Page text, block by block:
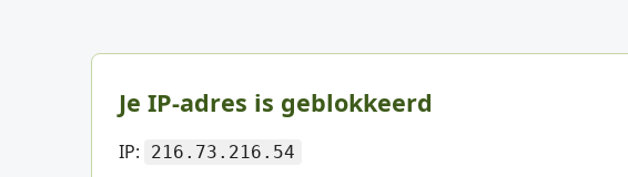
Je IP-adres is geblokkeerd
IP: 216.73.216.54